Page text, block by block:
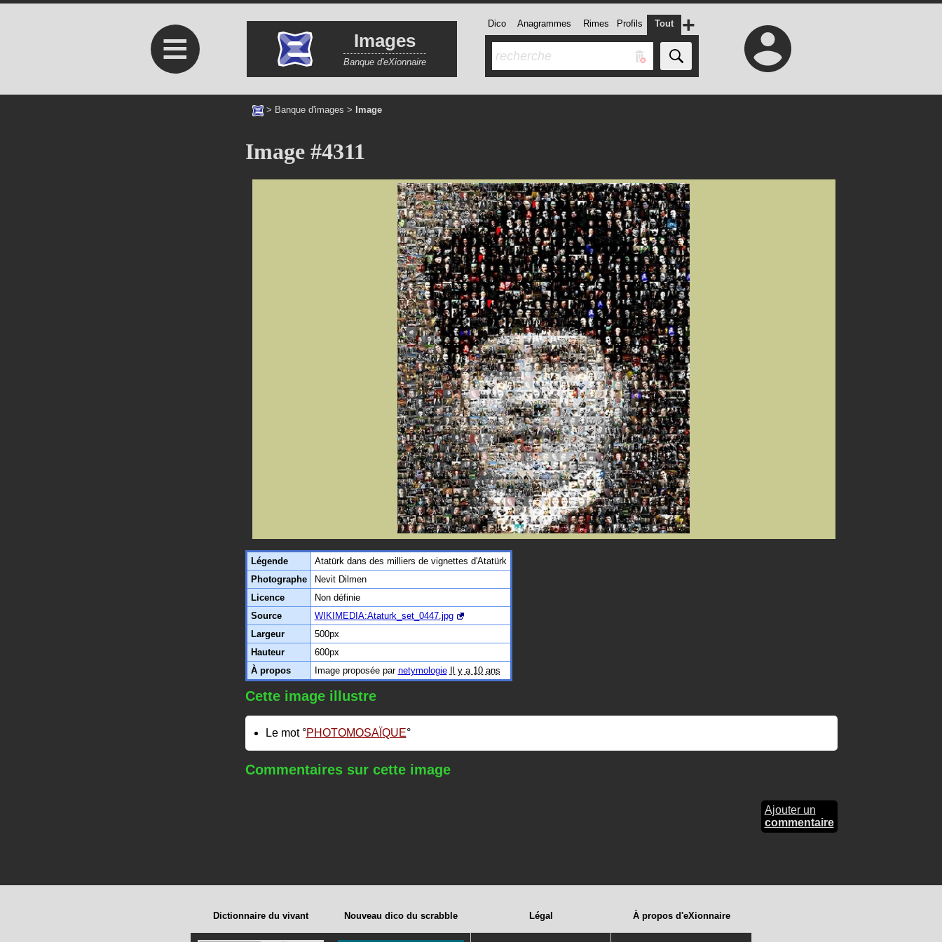
≡ Images
Banque d'eXionnaire
Dico Anagrammes Rimes Profils Tout +
> Banque d'images > Image
Image #4311
Légende
Atatürk dans des milliers de vignettes d'Atatürk
Photographe
Nevit Dilmen
Licence
Non définie
Source
WIKIMEDIA:Ataturk_set_0447.jpg
Largeur
500px
Hauteur
600px
À propos
Image proposée par netymologie Il y a 10 ans
Cette image illustre
Le mot PHOTOMOSAÏQUE
Commentaires sur cette image
Ajouter un
commentaire
Dictionnaire du vivant Nouveau dico du scrabble Légal À propos d'eXionnaire